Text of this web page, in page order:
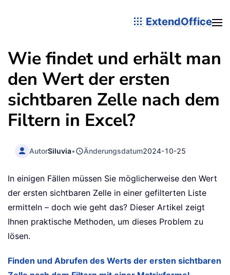
ExtendOffice
Wie findet und erhält man
den Wert der ersten
sichtbaren Zelle nach dem
Filtern in Excel?
AutorSiluvia• Änderungsdatum2024-10-25
In einigen Fällen müssen Sie möglicherweise den Wert
der ersten sichtbaren Zelle in einer gefilterten Liste
ermitteln – doch wie geht das? Dieser Artikel zeigt
Ihnen praktische Methoden, um dieses Problem zu
lösen.
Finden und Abrufen des Werts der ersten sichtbaren